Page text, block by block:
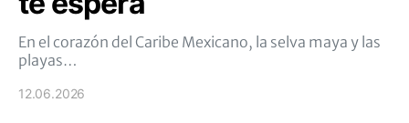
En el corazón del Caribe Mexicano, la selva maya y las
playas…
12.06.2026